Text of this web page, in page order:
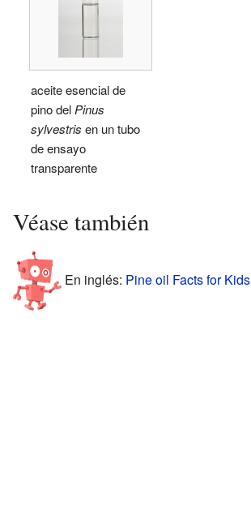
aceite esencial de
pino del Pinus
sylvestris en un tubo
de ensayo
transparente
Véase también
En inglés: Pine oil Facts for Kids